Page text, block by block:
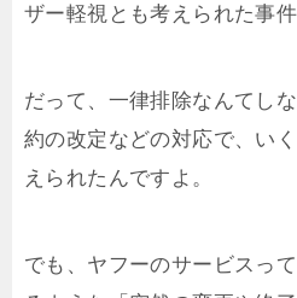
ザー軽視とも考えられた事件
だって、一律排除なんてし
約の改定などの対応で、い
えられたんですよ。
でも、ヤフーのサービスっ